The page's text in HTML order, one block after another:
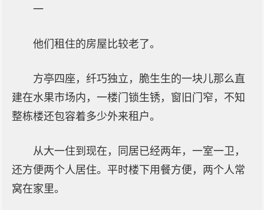
一
他们租住的房屋比较老了。
方亭四座，纤巧独立，脆生生的一块儿那么直
建在水果市场内，一楼门锁生锈，窗旧门窄，不知
整栋楼还包容着多少外来租户。
从大一住到现在，同居已经两年，一室一卫，
还方便两个人居住。平时楼下用餐方便，两个人常
窝在家里。